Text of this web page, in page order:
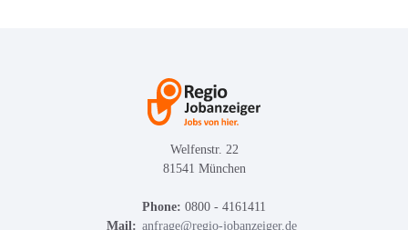
Welfenstr. 22
81541 München
Phone: 0800 - 4161411
Mail: anfrage@regio-jobanzeiger.de